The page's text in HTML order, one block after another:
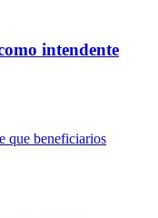
intendente